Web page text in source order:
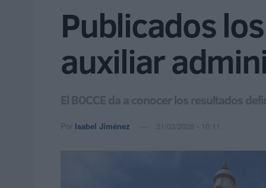
Publicados
auxiliar
El BOCCE da a conocer los resultados
Por Isabel Jiménez 31/03/2026 - 10:11